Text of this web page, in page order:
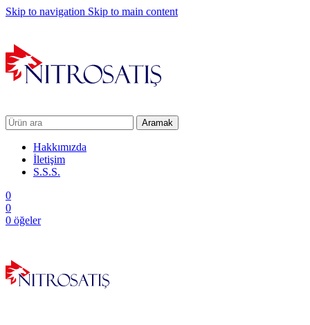
Skip to navigation Skip to main content
Aramak
Hakkımızda
İletişim
S.S.S.
0
0
0 öğeler